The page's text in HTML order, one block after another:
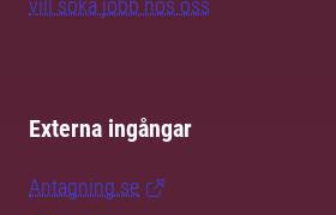
vill söka jobb hos oss
Externa ingångar
Antagning.se